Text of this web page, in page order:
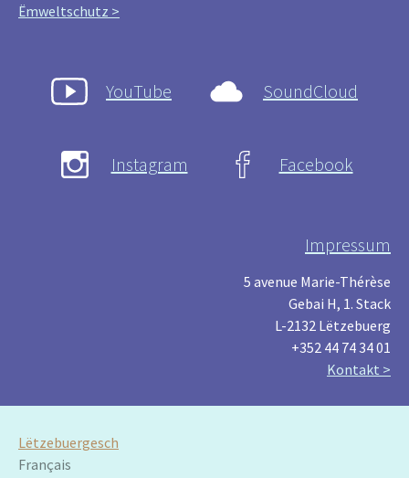
Ëmweltschutz >
YouTube SoundCloud
Instagram Facebook
Impressum
5 avenue Marie-Thérèse
Gebai H, 1. Stack
L-2132 Lëtzebuerg
+352 44 74 34 01
Kontakt >
Lëtzebuergesch
Français